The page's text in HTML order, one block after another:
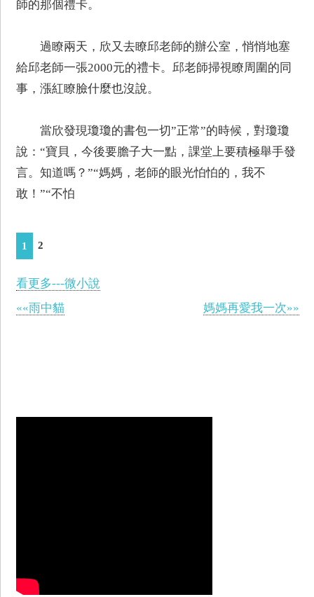
師的那個禮卡。
過瞭兩天，欣又去瞭邱老師的辦公室，悄悄地塞
給邱老師一張2000元的禮卡。邱老師掃視瞭周圍的同
事，漲紅瞭臉什麼也沒說。
當欣發現瓊瓊的書包一切”正常”的時候，對瓊瓊
說：“寶貝，今後要膽子大一點，課堂上要積極舉手發
言。知道嗎？”“媽媽，老師的眼光怕怕的，我不
敢！”“不怕
1 2
看更多---微小說
««雨中貓
媽媽再愛我一次»»